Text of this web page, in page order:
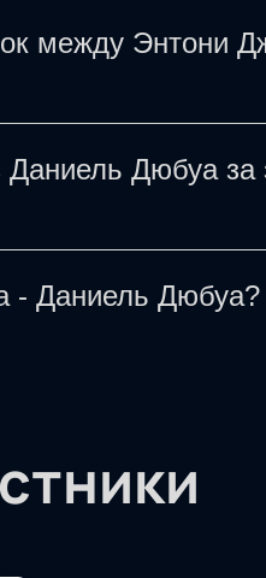
боксерами в
мира уже
между Энтони
Дюбуа за
Уэмбли в
Дюбуа за
Энтони Джошуа и
на нашем сайте,
- Даниель Дюбуа?